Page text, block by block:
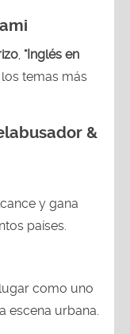
, "Inglés en
temas más
&
y gana
países.
como uno
escena urbana.